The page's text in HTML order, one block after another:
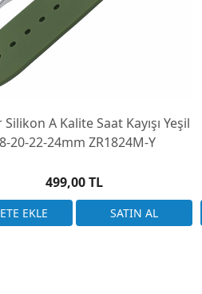
A Kalite Saat Kayışı Yeşil
20-22-24mm ZR1824M-Y
499,00 TL